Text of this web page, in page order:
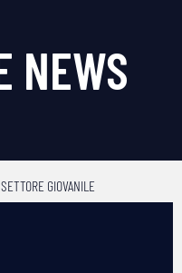
NEWS
SETTORE GIOVANILE